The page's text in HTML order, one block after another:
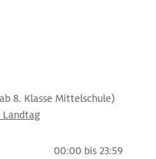
8. Klasse Mittelschule)
Landtag
00:00 bis 23:59